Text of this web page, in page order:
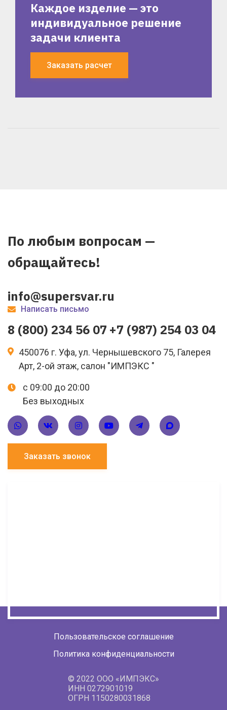
Каждое изделие — это
индивидуальное решение
задачи клиента
Заказать расчет
По любым вопросам —
обращайтесь!
info@supersvar.ru
Написать письмо
8 (800) 234 56 07 +7 (987) 254 03 04
450076 г. Уфа, ул. Чернышевского 75, Галерея
Арт, 2-ой этаж, салон "ИМПЭКС "
с 09:00 до 20:00
Без выходных
Заказать звонок
© 2022 ООО «ИМПЭКС»
ИНН 0272901019
ОГРН 1150280031868
Пользовательское соглашение
Политика конфиденциальности